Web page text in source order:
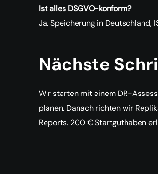
Ist alles DSGVO-konform?
Ja. Speicherung in Deutschland,
Nächste
Wir starten mit einem DR-
planen. Danach richten wir
Reports. 200 € Startguthaben